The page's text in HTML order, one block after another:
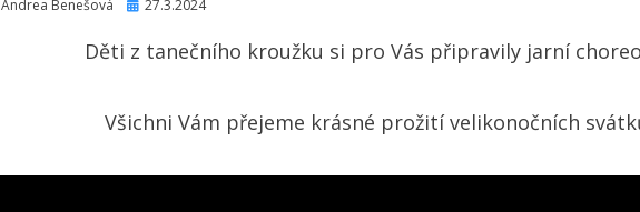
Andrea Benešová Publikováno
27.3.2024
Děti z tanečního kroužku si pro Vás připravily jarní
Všichni Vám přejeme krásné prožití velikonočních